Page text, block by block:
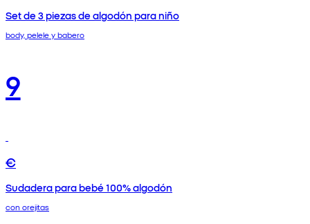
Set de 3 piezas de algodón para niño
body, pelele y babero
9
€
Sudadera para bebé 100% algodón
con orejitas